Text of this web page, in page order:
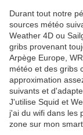
Durant tout notre
sources météo
Weather 4D ou
gribs provenant
Arpège Europe,
météo et des gribs
approximation
suivants et
J'utilise Squid et
j'ai du wifi dans les
zone sur mon